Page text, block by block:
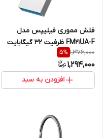
فلش مموری فیلیپس مدل
FM21UA-F ظرفیت 32 گیگابایت
1,376,000
5%
1,294,000
افزودن به سبد